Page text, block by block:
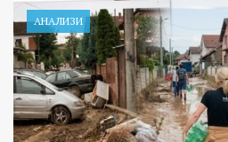
АНАЛИЗИ